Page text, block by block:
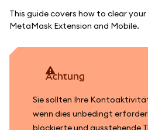
This guide covers how to clear
MetaMask Extension and Mobile.
achtung
Sie sollten Ihre
wenn dies unbedingt
blockierte und ausstehende